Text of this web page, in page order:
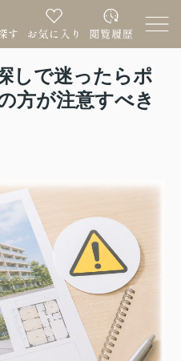
しで迷ったらポ
方が注意すべき